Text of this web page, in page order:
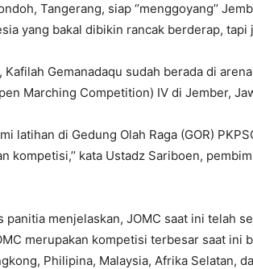
Tangerang, siap ‘’menggoyang’’
yang bakal dibikin rancak berderap, tapi
Kafilah Gemanadaqu sudah berada di
Marching Competition) IV di Jember,
latihan di Gedung Olah Raga (GOR)
kompetisi,’’ kata Ustadz Sariboen,
panitia menjelaskan, JOMC saat ini telah
merupakan kompetisi terbesar saat
Philipina, Malaysia, Afrika Selatan,